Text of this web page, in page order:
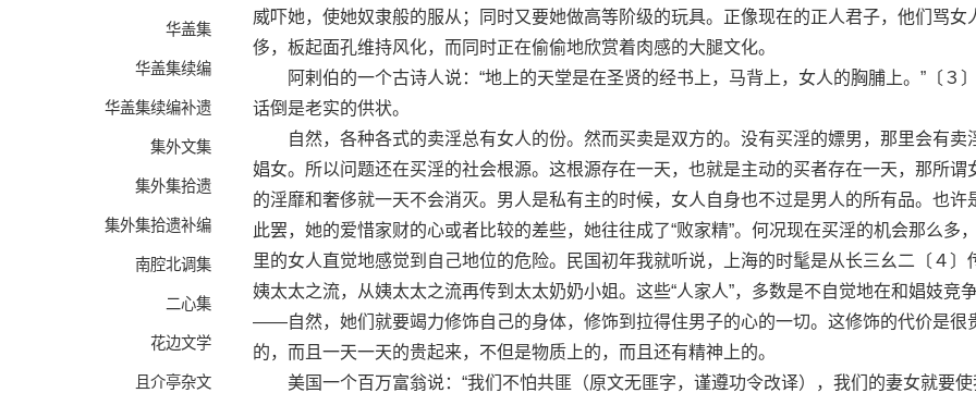
华盖集
华盖集续编
华盖集续编补遗
集外文集
集外集拾遗
集外集拾遗补编
南腔北调集
二心集
花边文学
且介亭杂文
威吓她，使她奴隶般的服从；同时又要她做高等阶级的玩具。正像现在的正人君子，他们骂女
侈，板起面孔维持风化，而同时正在偷偷地欣赏着肉感的大腿文化。
阿剌伯的一个古诗人说：“地上的天堂是在圣贤的经书上，马背上，女人的胸脯上。”〔３
话倒是老实的供状。
自然，各种各式的卖淫总有女人的份。然而买卖是双方的。没有买淫的嫖男，那里会有卖
娼女。所以问题还在买淫的社会根源。这根源存在一天，也就是主动的买者存在一天，那所谓
的淫靡和奢侈就一天不会消灭。男人是私有主的时候，女人自身也不过是男人的所有品。也许
此罢，她的爱惜家财的心或者比较的差些，她往往成了“败家精”。何况现在买淫的机会那么多
里的女人直觉地感觉到自己地位的危险。民国初年我就听说，上海的时髦是从长三幺二〔４〕
姨太太之流，从姨太太之流再传到太太奶奶小姐。这些“人家人”，多数是不自觉地在和娼妓竞争
——自然，她们就要竭力修饰自己的身体，修饰到拉得住男子的心的一切。这修饰的代价是很
的，而且一天一天的贵起来，不但是物质上的，而且还有精神上的。
美国一个百万富翁说：“我们不怕共匪（原文无匪字，谨遵功令改译），我们的妻女就要使